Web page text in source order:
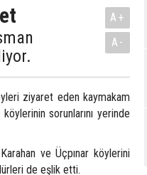
A+
A-
ziyaret eden kaymakam
sorunlarını yerinde
ve Üçpınar köylerini
de eşlik etti.